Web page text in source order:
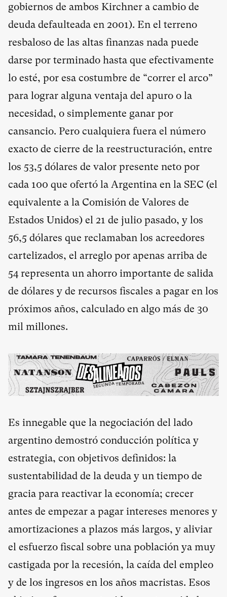
gobiernos de ambos Kirchner a cambio de
deuda defaulteada en 2001). En el terreno
resbaloso de las altas finanzas nada puede
darse por terminado hasta que efectivamente
lo esté, por esa costumbre de “correr el arco”
para lograr alguna ventaja del apuro o la
necesidad, o simplemente ganar por
cansancio. Pero cualquiera fuera el número
exacto de cierre de la reestructuración, entre
los 53,5 dólares de valor presente neto por
cada 100 que ofertó la Argentina en la SEC (el
equivalente a la Comisión de Valores de
Estados Unidos) el 21 de julio pasado, y los
56,5 dólares que reclamaban los acreedores
cartelizados, el arreglo por apenas arriba de
54 representa un ahorro importante de salida
de dólares y de recursos fiscales a pagar en los
próximos años, calculado en algo más de 30
mil millones.
Es innegable que la negociación del lado
argentino demostró conducción política y
estrategia, con objetivos definidos: la
sustentabilidad de la deuda y un tiempo de
gracia para reactivar la economía; crecer
antes de empezar a pagar intereses menores y
amortizaciones a plazos más largos, y aliviar
el esfuerzo fiscal sobre una población ya muy
castigada por la recesión, la caída del empleo
y de los ingresos en los años macristas. Esos